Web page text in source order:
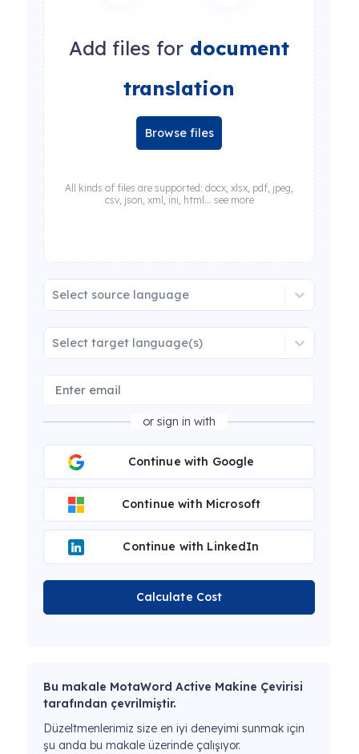
Add files for document
translation
Browse files
All kinds of files are supported: docx, xlsx, pdf, jpeg,
csv, json, xml, ini, html... see more
Select source language
Select target language(s)
or sign in with
Continue with Google
Continue with Microsoft
Continue with LinkedIn
Calculate Cost
Bu makale MotaWord Active Makine Çevirisi
tarafından çevrilmiştir.
Düzeltmenlerimiz size en iyi deneyimi sunmak için
şu anda bu makale üzerinde çalışıyor.